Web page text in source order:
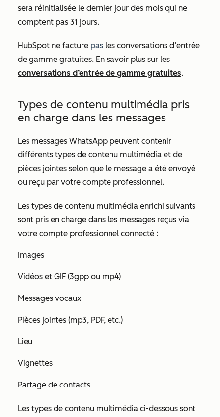
sera réinitialisée le dernier jour des mois qui ne
comptent pas 31 jours.
HubSpot ne facture pas les conversations d’entrée
de gamme gratuites. En savoir plus sur les
conversations d’entrée de gamme gratuites.
Types de contenu multimédia pris
en charge dans les messages
Les messages WhatsApp peuvent contenir
différents types de contenu multimédia et de
pièces jointes selon que le message a été envoyé
ou reçu par votre compte professionnel.
Les types de contenu multimédia enrichi suivants
sont pris en charge dans les messages reçus via
votre compte professionnel connecté :
Images
Vidéos et GIF (3gpp ou mp4)
Messages vocaux
Pièces jointes (mp3, PDF, etc.)
Lieu
Vignettes
Partage de contacts
Les types de contenu multimédia ci-dessous sont